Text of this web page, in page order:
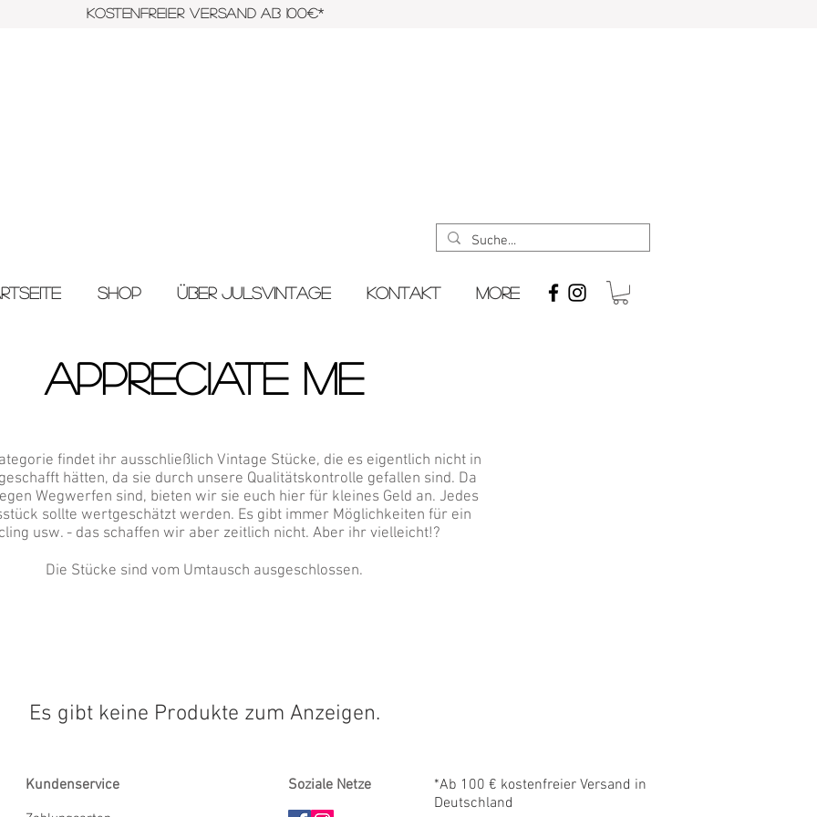
KOSTENFREIER VERSAND AB 100€*
Shop Über JulsVintage Kontakt More
Appreciate Me
findet ihr ausschließlich Vintage Stücke, die es eigentlich nicht in
hätten, da sie durch unsere Qualitätskontrolle gefallen sind. Da
Wegwerfen sind, bieten wir sie euch hier für kleines Geld an. Jedes
sollte wertgeschätzt werden. Es gibt immer Möglichkeiten für ein
usw. - das schaffen wir aber zeitlich nicht. Aber ihr vielleicht!?
Die Stücke sind vom Umtausch ausgeschlossen.
Es gibt keine Produkte zum Anzeigen.
Kundenservice Soziale Netze
*Ab 100 € kostenfreier Versand in
Deutschland